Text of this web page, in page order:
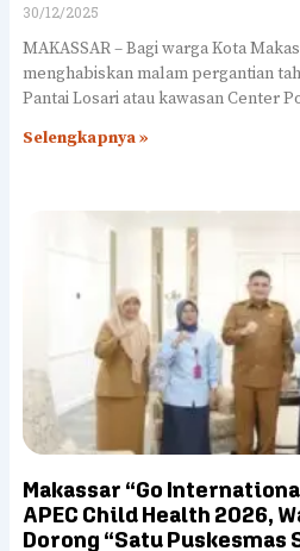
30/12/2025
MAKASSAR – Bagi warga Kota
menghabiskan malam pergantian
Pantai Losari atau kawasan Center
Selengkapnya »
Makassar “Go
APEC Child Health 2026,
Dorong “Satu